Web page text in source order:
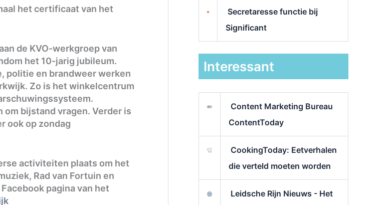
het certificaat van het
de KVO-werkgroep van
het 10-jarig jubileum.
politie en brandweer werken
Zo is het winkelcentrum
bijstand vragen. Verder is
ook op zondag
activiteiten plaats om het
Rad van Fortuin en
pagina van het
Secretaresse functie bij
Significant
Interessant
Content Marketing Bureau
ContentToday
CookingToday: Eetverhalen
die verteld moeten worden
Leidsche Rijn Nieuws - Het